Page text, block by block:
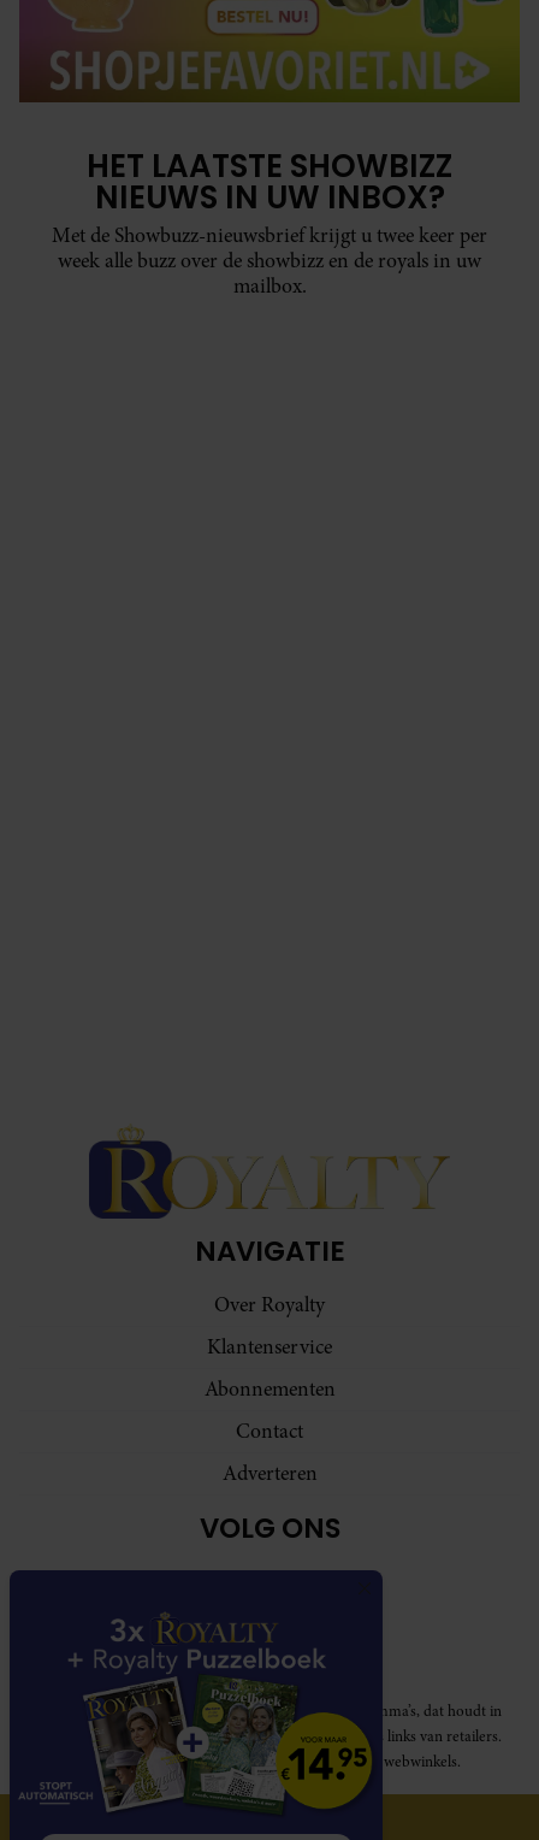
HET LAATSTE SHOWBIZZ
NIEUWS IN UW INBOX?
Met de Showbuzz-nieuwsbrief krijgt u twee keer per
week alle buzz over de showbizz en de royals in uw
mailbox.
NAVIGATIE
Over Royalty
Klantenservice
Abonnementen
Contact
Adverteren
VOLG ONS
Royalty participeert in diverse affiliate marketing programma’s, dat houdt in
dat Royalty commissies ontvangt voor aankopen middels links van retailers.
Deze website wordt niet gesponsord door de genoemde webwinkels.